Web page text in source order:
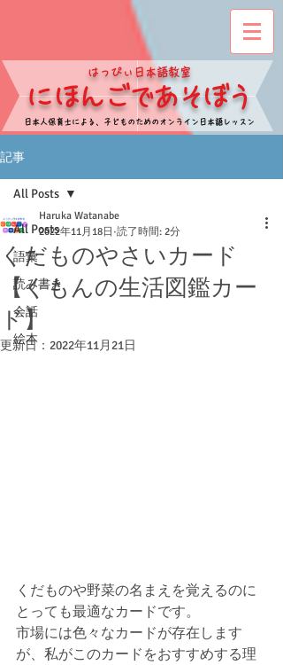
​日本人保育士による、子どものためのオンライン日本語レッスン
​にほんごであそぼう
​はっぴぃ日本語教室
記事
All Posts
語彙
読み書き
会話
絵本
All Posts
くだものやさいカード
【くもんの生活図鑑カー
ド】
Haruka Watanabe
2022年11月18日 読了時間: 2分
更新日： 2022年11月21日
くだものや野菜の名まえを覚えるのに
とっても最適なカードです。
市場には色々なカードが存在します
が、私がこのカードをおすすめする理